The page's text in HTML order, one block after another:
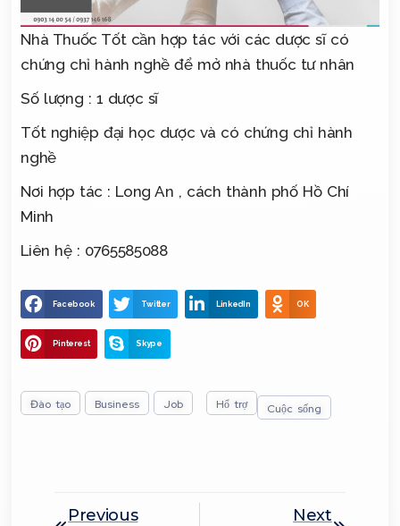
Nhà Thuốc Tốt cần hợp tác với các dược sĩ có
chứng chỉ hành nghề để mở nhà thuốc tư nhân
Số lượng : 1 dược sĩ
Tốt nghiệp đại học dược và có chứng chỉ hành
nghề
Nơi hợp tác : Long An , cách thành phố Hồ Chí
Minh
Liên hệ : 0765585088
Facebook Twitter LinkedIn OK
Pinterest Skype
Đào tạo Business Job Hổ trợ Cuộc sống
Previous Next